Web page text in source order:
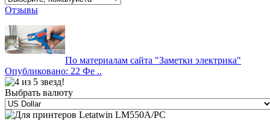
Отзывы
По материалам сайта "Заметки электрика"
Опубликовано: 22 Фе ..
Выбрать валюту